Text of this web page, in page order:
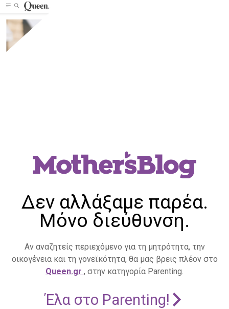
Δεν αλλάξαμε παρέα.
Μόνο διεύθυνση.
Αν αναζητείς περιεχόμενο για τη μητρότητα, την
οικογένεια και τη γονεϊκότητα, θα μας βρεις πλέον στο
Queen.gr , στην κατηγορία Parenting.
Έλα στο Parenting!